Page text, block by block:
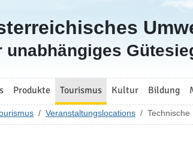
unabhängiges
Produkte Tourismus Kultur Bildung
Veranstaltungslocations